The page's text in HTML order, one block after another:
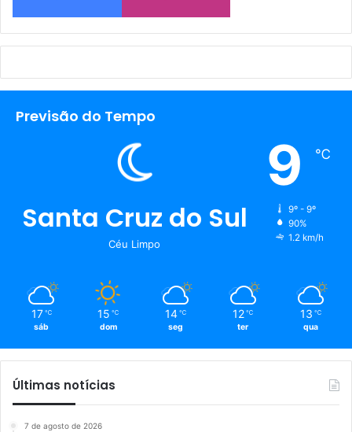
Previsão do Tempo
Santa Cruz do Sul
Céu Limpo
9 ℃
9º - 9º
90%
1.2 km/h
17 ℃
sáb
15 ℃
dom
14 ℃
seg
12 ℃
ter
13 ℃
qua
Últimas notícias
7 de agosto de 2026